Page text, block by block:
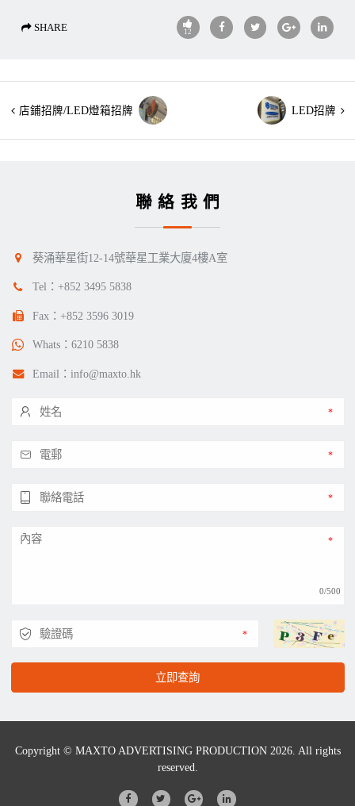
SHARE 12
店鋪招牌/LED燈箱招牌 LED招牌
聯絡我們
葵涌華星街12-14號華星工業大廈4樓A室
Tel： +852 3495 5838
Fax：+852 3596 3019
Whats： 6210 5838
Email： info@maxto.hk
0/500
立即查詢
Copyright © MAXTO ADVERTISING PRODUCTION 2026. All rights
reserved.